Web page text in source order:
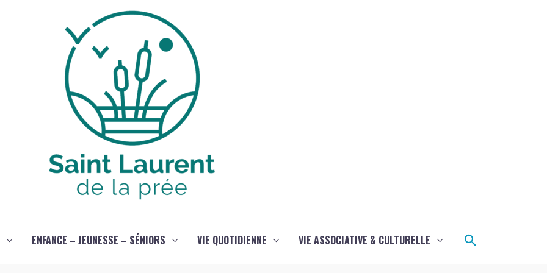
ENFANCE – JEUNESSE – SÉNIORS VIE QUOTIDIENNE VIE ASSOCIATIVE & CULTURELLE Rechercher